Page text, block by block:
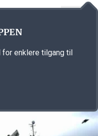
for enklere tilgang til